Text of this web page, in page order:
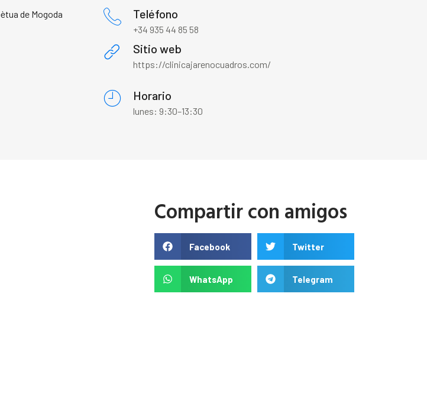
de Mogoda Teléfono
+34 935 44 85 58
Sitio web
https://clinicajarenocuadros.com/
Horario
lunes: 9:30–13:30
Compartir con amigos
Facebook Twitter
WhatsApp Telegram